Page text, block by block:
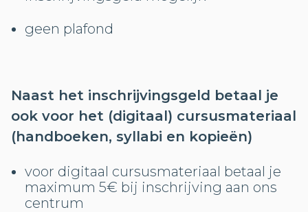
geen plafond
Naast het inschrijvingsgeld betaal je
ook voor het (digitaal) cursusmateriaal
(handboeken, syllabi en kopieën)
voor digitaal cursusmateriaal betaal je
maximum 5€ bij inschrijving aan ons
centrum